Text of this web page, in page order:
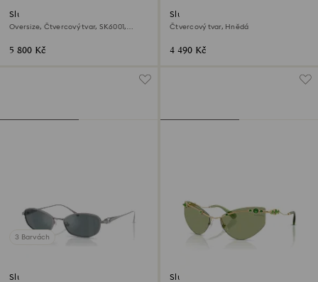
Sluneční brýle
Oversize, Čtvercový tvar, SK6001,
5 800 Kč
Sluneční brýle
Čtvercový tvar, Hnědá
4 490 Kč
3 Barvách
Sluneční brýle Sluneční brýle